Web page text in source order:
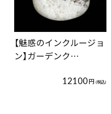
【魅惑のインクルージョ
ン】ガーデンク…
12100円 (税込)